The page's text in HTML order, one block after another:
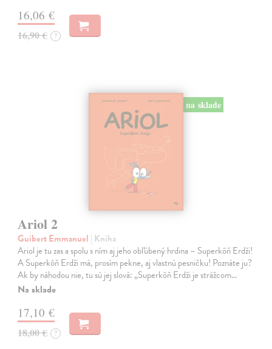
16,06 €
16,90 € ?
na sklade
Ariol 2
Guibert Emmanuel | Kniha
Ariol je tu zas a spolu s ním aj jeho obľúbený hrdina – Superkôň Erdži!
A Superkôň Erdži má, prosím pekne, aj vlastnú pesničku! Poznáte ju?
Ak by náhodou nie, tu sú jej slová: „Superkôň Erdži je strážcom…
Na sklade
17,10 €
18,00 € ?